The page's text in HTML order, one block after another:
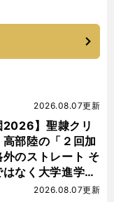
2026】聖隷クリ
部陸の「２回加
のストレート そ
なく大学進学を
2026.08.07更新
2026.08.07更新